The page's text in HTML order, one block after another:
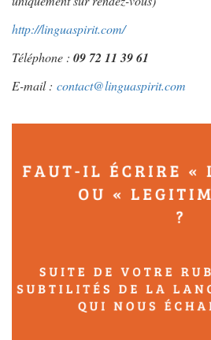
http://linguaspirit.com/
Téléphone : 09 72 11 39 61
E-mail : contact@linguaspirit.com